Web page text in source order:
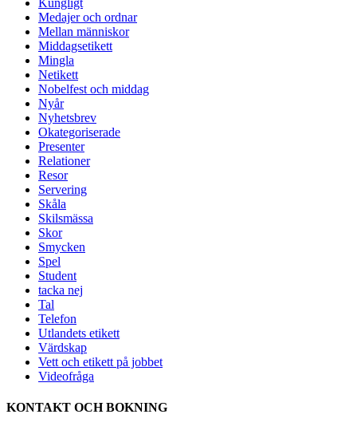
Medajer och ordnar
Mellan människor
Middagsetikett
Mingla
Netikett
Nobelfest och middag
Nyår
Nyhetsbrev
Okategoriserade
Presenter
Relationer
Resor
Servering
Skåla
Skilsmässa
Skor
Smycken
Spel
Student
tacka nej
Tal
Telefon
Utlandets etikett
Värdskap
Vett och etikett på jobbet
Videofråga
KONTAKT OCH BOKNING